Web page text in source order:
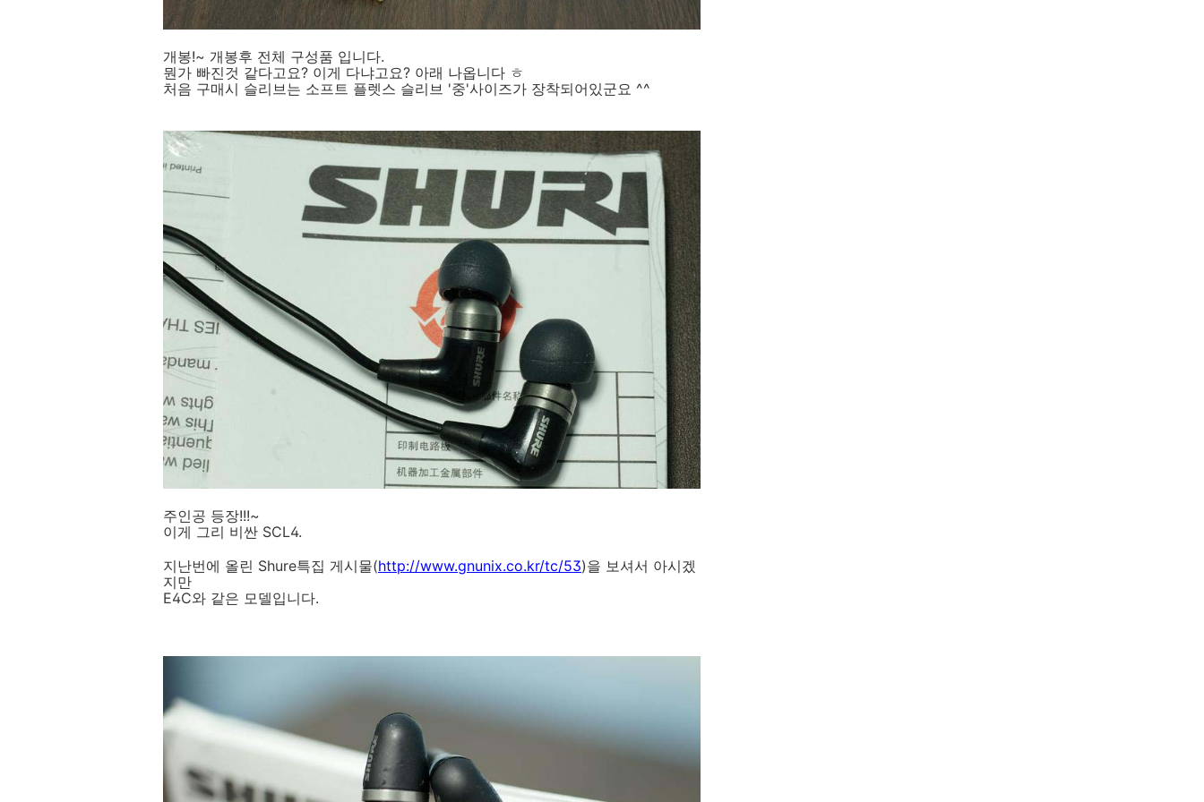
개봉!~ 개봉후 전체 구성품 입니다.
뭔가 빠진것 같다고요? 이게 다냐고요? 아래 나옵니다 ㅎ
처음 구매시 슬리브는 소프트 플렛스 슬리브 '중'사이즈가 장착되어있군요 ^^
주인공 등장!!!~
이게 그리 비싼 SCL4.
지난번에 올린 Shure특집 게시물(http://www.gnunix.co.kr/tc/53)을 보셔서 아시겠
지만
E4C와 같은 모델입니다.